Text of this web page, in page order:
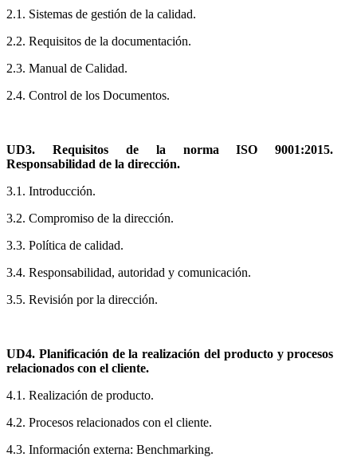
2.1. Sistemas de gestión de la calidad.
2.2. Requisitos de la documentación.
2.3. Manual de Calidad.
2.4. Control de los Documentos.
UD3. Requisitos de la norma ISO 9001:2015.
Responsabilidad de la dirección.
3.1. Introducción.
3.2. Compromiso de la dirección.
3.3. Política de calidad.
3.4. Responsabilidad, autoridad y comunicación.
3.5. Revisión por la dirección.
UD4. Planificación de la realización del producto y procesos
relacionados con el cliente.
4.1. Realización de producto.
4.2. Procesos relacionados con el cliente.
4.3. Información externa: Benchmarking.